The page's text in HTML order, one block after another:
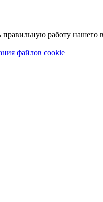
работу нашего
файлов cookie